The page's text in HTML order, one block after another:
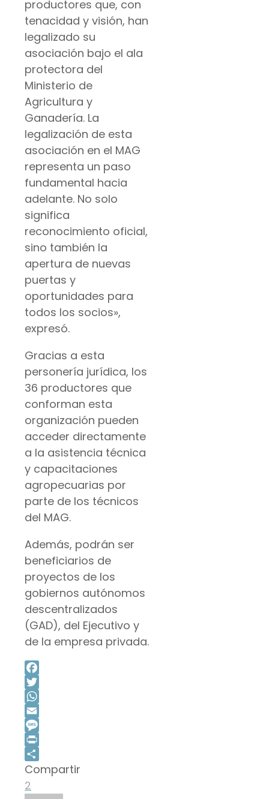
productores que, con
tenacidad y visión, han
legalizado su
asociación bajo el ala
protectora del
Ministerio de
Agricultura y
Ganadería. La
legalización de esta
asociación en el MAG
representa un paso
fundamental hacia
adelante. No solo
significa
reconocimiento oficial,
sino también la
apertura de nuevas
puertas y
oportunidades para
todos los socios»,
expresó.
Gracias a esta
personería jurídica, los
36 productores que
conforman esta
organización pueden
acceder directamente
a la asistencia técnica
y capacitaciones
agropecuarias por
parte de los técnicos
del MAG.
Además, podrán ser
beneficiarios de
proyectos de los
gobiernos autónomos
descentralizados
(GAD), del Ejecutivo y
de la empresa privada.
Facebook
Twitter
WhatsApp
Email
Message
Print
Compartir
Compartir
2